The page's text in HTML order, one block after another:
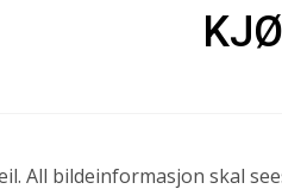
All bildeinformasjon skal